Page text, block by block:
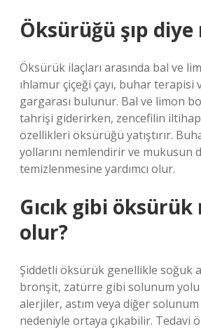
Öksürüğü şıp diye
Öksürük ilaçları arasında bal ve
ıhlamur çiçeği çayı, buhar terapisi
gargarası bulunur. Bal ve limon
tahrişi giderirken, zencefilin
özellikleri öksürüğü yatıştırır.
yollarını nemlendirir ve mukusun
temizlenmesine yardımcı olur.
Gıcık gibi öksürük
olur?
Şiddetli öksürük genellikle soğuk
bronşit, zatürre gibi solunum yolu
alerjiler, astım veya diğer solunum
nedeniyle ortaya çıkabilir. Tedavi